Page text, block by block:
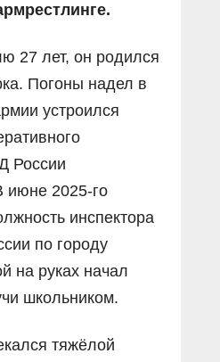
27 лет, он родился
Погоны надел в
устроился
России
июне 2025-го
инспектора
по городу
на руках начал
школьником.
тяжёлой